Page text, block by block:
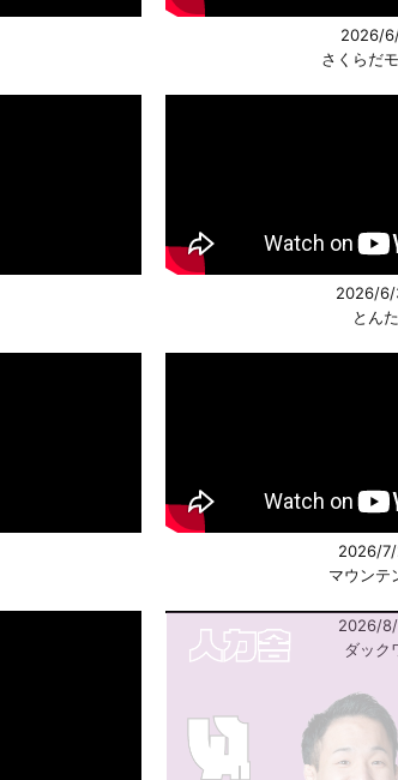
2026/
さくらだ
2026/6/
とん
2026/7/
マウンテ
2026/8/
ダック